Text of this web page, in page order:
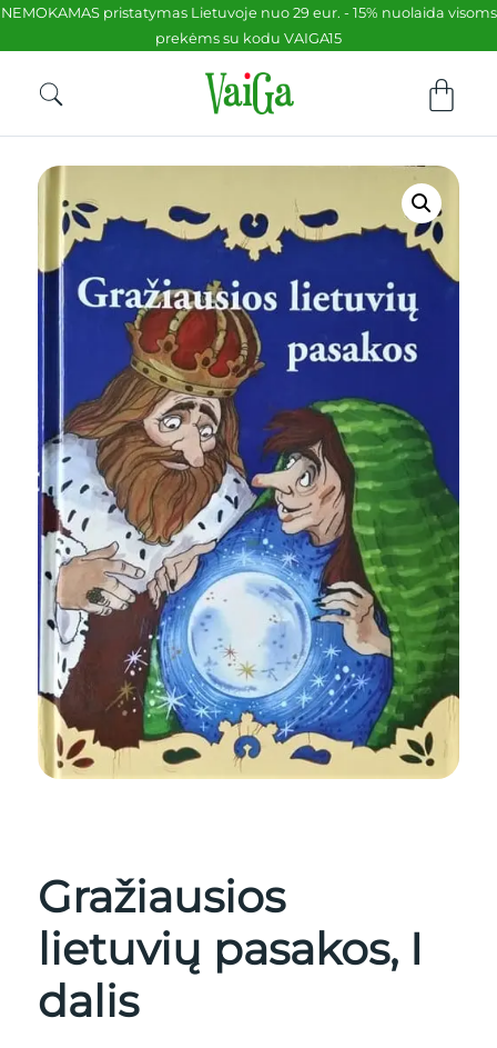
NEMOKAMAS pristatymas Lietuvoje nuo 29 eur. - 15% nuolaida visoms
prekėms su kodu VAIGA15
Gražiausios
lietuvių pasakos, I
dalis